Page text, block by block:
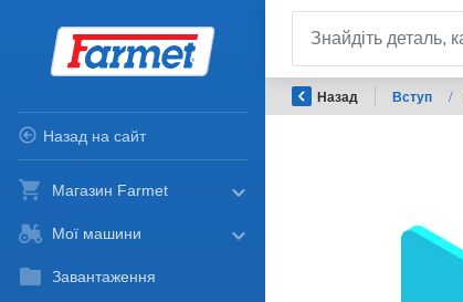
Назад на сайт
Магазин Farmet
Мої машини
Завантаження
Назад Вступ /